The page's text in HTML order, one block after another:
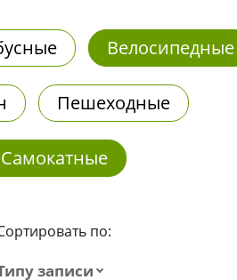
Велосипедные
Пешеходные
Самокатные
по:
записи